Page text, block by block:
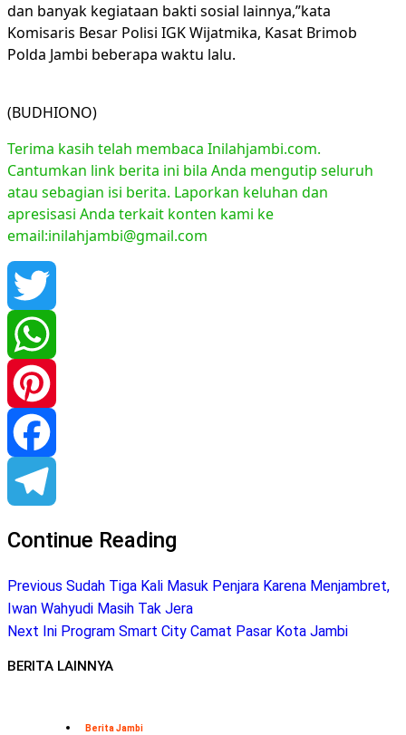
dan banyak kegiataan bakti sosial lainnya,”kata
Komisaris Besar Polisi IGK Wijatmika, Kasat Brimob
Polda Jambi beberapa waktu lalu.
(BUDHIONO)
Terima kasih telah membaca Inilahjambi.com.
Cantumkan link berita ini bila Anda mengutip seluruh
atau sebagian isi berita. Laporkan keluhan dan
apresisasi Anda terkait konten kami ke
email:inilahjambi@gmail.com
Twitter
WhatsApp
Pinterest
Facebook
Telegram
Continue Reading
Previous Sudah Tiga Kali Masuk Penjara Karena Menjambret,
Iwan Wahyudi Masih Tak Jera
Next Ini Program Smart City Camat Pasar Kota Jambi
BERITA LAINNYA
Berita Jambi